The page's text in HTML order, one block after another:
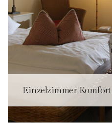
Einzelzimmer Komfort